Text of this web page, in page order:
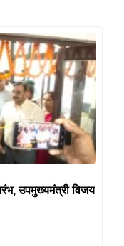
उपमुख्यमंत्री विजय